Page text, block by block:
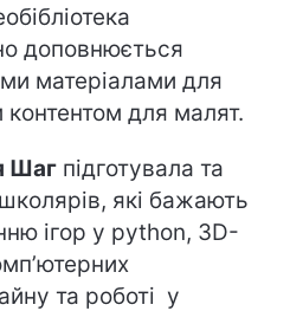
доповнюється
матеріалами для
контентом для малят.
Шаг підготувала та
які бажають
ігор у python, 3D-
та роботі у